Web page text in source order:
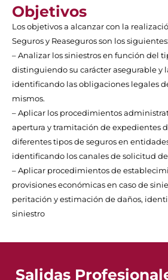
Objetivos
Los objetivos a alcanzar con la
Seguros y Reaseguros son los siguientes:
– Analizar los siniestros en función del
distinguiendo su carácter asegurable y
identificando las obligaciones legales
mismos.
– Aplicar los procedimientos
apertura y tramitación de expedientes
diferentes tipos de seguros en
identificando los canales de solicitud
– Aplicar procedimientos de
provisiones económicas en caso de
peritación y estimación de daños,
siniestro
Salidas